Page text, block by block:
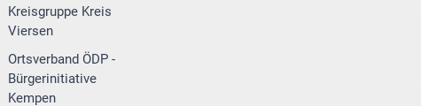
Kreisgruppe Kreis
Viersen
Ortsverband ÖDP -
Bürgerinitiative
Kempen